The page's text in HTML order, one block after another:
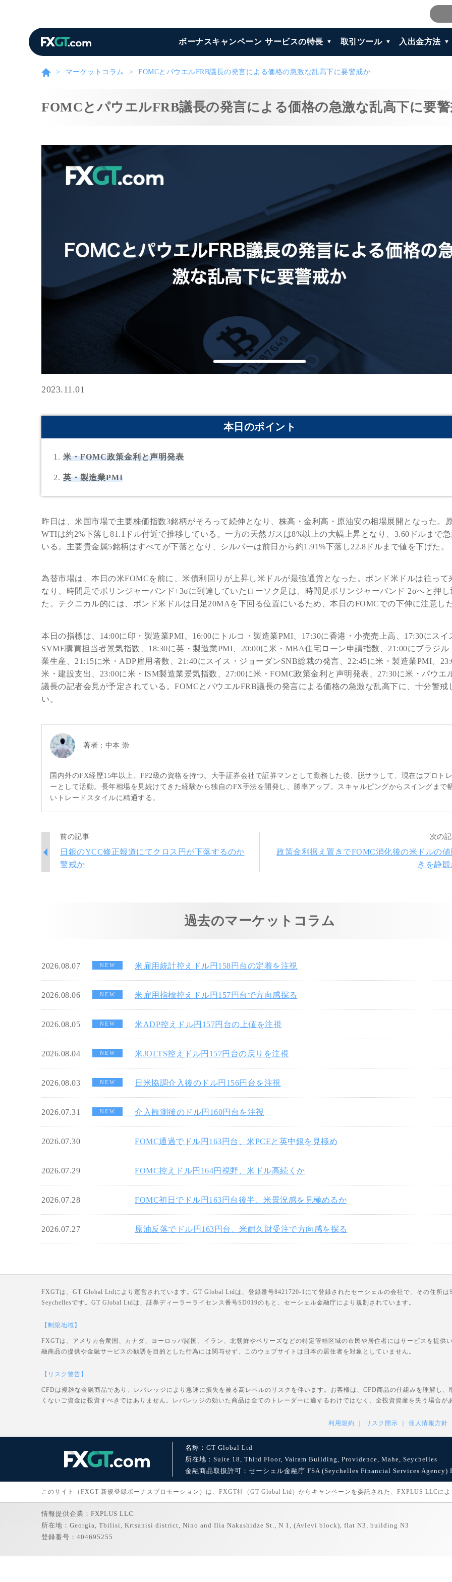
ボーナスキャンペーン サービスの特長 取引ツール 入出金方法
マーケットコラム FOMCとパウエルFRB議長の発言による価格の急激な乱高下に要警戒か
FOMCとパウエルFRB議長の発言による価格の急激な乱高下に要
2023.11.01
本日のポイント
米・FOMC政策金利と声明発表
英・製造業PMI
昨日は、米国市場で主要株価指数3銘柄がそろって続伸となり、株高・金利高・原油安の相場展開となった。
WTIは約2%下落し81.1ドル付近で推移している。一方の天然ガスは8%以上の大幅上昇となり、3.60ドルまで急
いる。主要貴金属5銘柄はすべてが下落となり、シルバーは前日から約1.91%下落し22.8ドルまで値を下げた。
為替市場は、本日の米FOMCを前に、米債利回りが上昇し米ドルが最強通貨となった。ポンド米ドルは往って
なり、時間足でボリンジャーバンド+3σに到達していたローソク足は、時間足ボリンジャーバンド⁻2σへと押し
た。テクニカル的には、ポンド米ドルは日足20MAを下回る位置にいるため、本日のFOMCでの下伸に注意した
本日の指標は、14:00に印・製造業PMI、16:00にトルコ・製造業PMI、17:30に香港・小売売上高、17:30にスイ
SVME購買担当者景気指数、18:30に英・製造業PMI、20:00に米・MBA住宅ローン申請指数、21:00にブラジル
業生産、21:15に米・ADP雇用者数、21:40にスイス・ジョーダンSNB総裁の発言、22:45に米・製造業PMI、
米・建設支出、23:00に米・ISM製造業景気指数、27:00に米・FOMC政策金利と声明発表、27:30に米・パウエ
議長の記者会見が予定されている。FOMCとパウエルFRB議長の発言による価格の急激な乱高下に、十分警戒
い。
著者： 中本 崇
国内外のFX経歴15年以上、FP2級の資格を持つ。大手証券会社で証券マンとして勤務した後、脱サラして、現在はプロト
ーとして活動。長年相場を見続けてきた経験から独自のFX手法を開発し、勝率アップ。スキャルピングからスイングまで
いトレードスタイルに精通する。
前の記事
日銀のYCC修正報道にてクロス円が下落するのか
警戒か
次の
政策金利据え置きでFOMC消化後の米ドルの値
きを静観
過去のマーケットコラム
2026.08.07 NEW 米雇用統計控えドル円158円台の定着を注視
2026.08.06 NEW 米雇用指標控えドル円157円台で方向感探る
2026.08.05 NEW 米ADP控えドル円157円台の上値を注視
2026.08.04 NEW 米JOLTS控えドル円157円台の戻りを注視
2026.08.03 NEW 日米協調介入後のドル円156円台を注視
2026.07.31 NEW 介入観測後のドル円160円台を注視
2026.07.30 FOMC通過でドル円163円台、米PCEと英中銀を見極め
2026.07.29 FOMC控えドル円164円視野、米ドル高続くか
2026.07.28 FOMC初日でドル円163円台後半、米景況感を見極めるか
2026.07.27 原油反落でドル円163円台、米耐久財受注で方向感を探る
FXGTは、GT Global Ltdにより運営されています。GT Global Ltdは、登録番号8421720-1にて登録されたセーシェルの会社で、その住所
Seychellesです。GT Global Ltdは、証券ディーラーライセンス番号SD019のもと、セーシェル金融庁により規制されています。
【制限地域】
FXGTは、アメリカ合衆国、カナダ、ヨーロッパ諸国、イラン、北朝鮮やベリーズなどの特定管轄区域の市民や居住者にはサービスを提供
融商品の提供や金融サービスの勧誘を目的とした行為には関与せず、このウェブサイトは日本の居住者を対象としていません。
【リスク警告】
CFDは複雑な金融商品であり、レバレッジにより急速に損失を被る高レベルのリスクを伴います。お客様は、CFD商品の仕組みを理解し
くないご資金は投資すべきではありません。レバレッジの効いた商品は全てのトレーダーに適するわけではなく、全投資資産を失う場合が
利用規約 リスク開示 個人情報方針
名称：GT Global Ltd
所在地：Suite 18, Third Floor, Vairam Building, Providence, Mahe, Seychelles
金融商品取扱許可：セーシェル金融庁 FSA (Seychelles Financial Services Agency)
このサイト（FXGT 新規登録ボーナスプロモーション）は、FXGT社（GT Global Ltd）からキャンペーンを委託された、FXPLUS LLCによ
情報提供企業：FXPLUS LLC
所在地：Georgia, Tbilisi, Krtsanisi district, Nino and Ilia Nakashidze St., N 1, (Avlevi block), flat N3, building N3
登録番号：404695255